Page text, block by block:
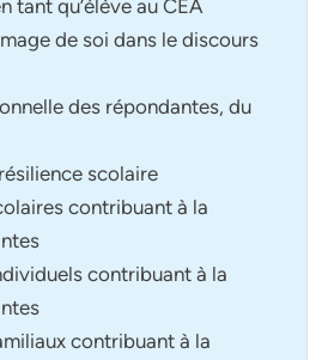
tant qu’élève au CEA
de soi dans le discours
des répondantes, du
scolaire
contribuant à la
contribuant à la
contribuant à la